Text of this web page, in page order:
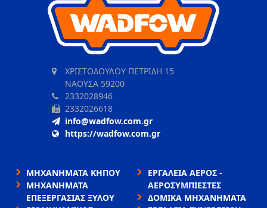
ΧΡΙΣΤΟΔΟΥΛΟΥ ΠΕΤΡΙΔΗ 15
ΝΑΟΥΣΑ 59200
2332028946
2332026618
info@wadfow.com.gr
https://wadfow.com.gr
ΜΗΧΑΝΗΜΑΤΑ ΚΗΠΟΥ
ΜΗΧΑΝΗΜΑΤΑ
ΕΠΕΞΕΡΓΑΣΙΑΣ ΞΥΛΟΥ
ΕΡΓΑΛΕΙΑ ΑΕΡΟΣ -
ΑΕΡΟΣΥΜΠΙΕΣΤΕΣ
ΔΟΜΙΚΑ ΜΗΧΑΝΗΜΑΤΑ